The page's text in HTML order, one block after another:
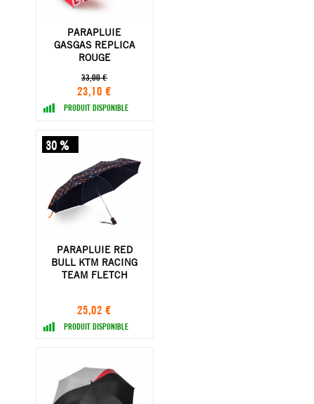
PARAPLUIE
GASGAS REPLICA
ROUGE
33,00 €
23,10 €
PRODUIT DISPONIBLE
30 %
PARAPLUIE RED
BULL KTM RACING
TEAM FLETCH
25,02 €
PRODUIT DISPONIBLE